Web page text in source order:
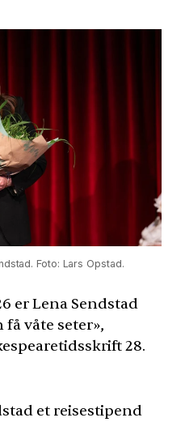
Foto: Lars Opstad.
er Lena Sendstad
våte seter»,
28.
et reisestipend